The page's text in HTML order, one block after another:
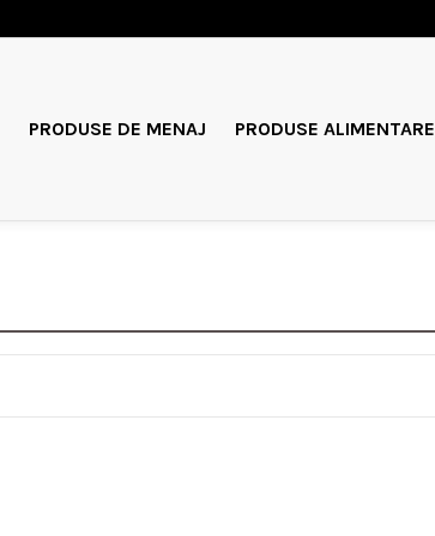
PRODUSE DE MENAJ PRODUSE ALIMENTARE